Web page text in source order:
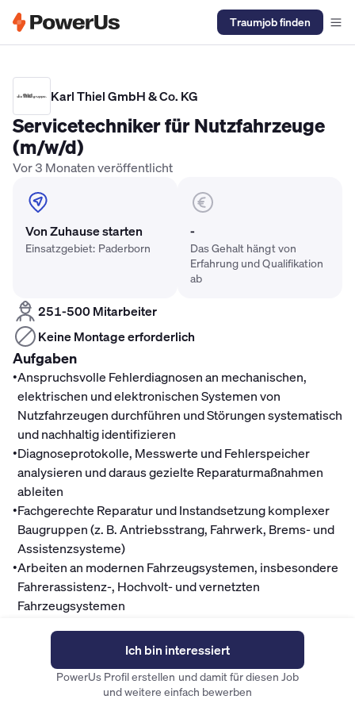
Traumjob finden
Karl Thiel GmbH & Co. KG
Servicetechniker für Nutzfahrzeuge
(m/w/d)
Vor 3 Monaten veröffentlicht
Von Zuhause starten
Einsatzgebiet: Paderborn
-
Das Gehalt hängt von
Erfahrung und Qualifikation
ab
251-500 Mitarbeiter
Keine Montage erforderlich
Aufgaben
•Anspruchsvolle Fehlerdiagnosen an mechanischen,
elektrischen und elektronischen Systemen von
Nutzfahrzeugen durchführen und Störungen systematisch
und nachhaltig identifizieren
•Diagnoseprotokolle, Messwerte und Fehlerspeicher
analysieren und daraus gezielte Reparaturmaßnahmen
ableiten
•Fachgerechte Reparatur und Instandsetzung komplexer
Baugruppen (z. B. Antriebsstrang, Fahrwerk, Brems- und
Assistenzsysteme)
•Arbeiten an modernen Fahrzeugsystemen, insbesondere
Fahrerassistenz-, Hochvolt- und vernetzten
Fahrzeugsystemen
technischen Beanstandungen unterstützen und als
fachlicher Ansprechpartner fungieren
Durch strukturierte Arbeitsweise und sorgfältige
Dokumentation hohe Qualität und Verfügbarkeit der
Ich bin interessiert
PowerUs Profil erstellen und damit für diesen Job
und weitere einfach bewerben